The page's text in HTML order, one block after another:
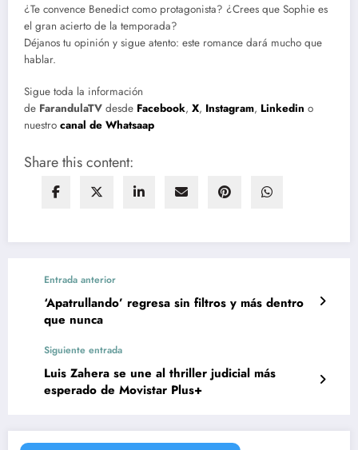
¿Te convence Benedict como protagonista? ¿Crees que Sophie es
el gran acierto de la temporada?
Déjanos tu opinión y sigue atento: este romance dará mucho que
hablar.
Sigue toda la información
de FarandulaTV desde Facebook, X, Instagram, Linkedin o
nuestro canal de Whatsaap
Share this content:
Entrada anterior
‘Apatrullando’ regresa sin filtros y más dentro
que nunca
Siguiente entrada
Luis Zahera se une al thriller judicial más
esperado de Movistar Plus+